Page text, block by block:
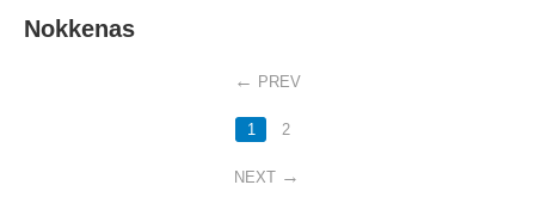
Nokkenas
PREV
1 2
NEXT